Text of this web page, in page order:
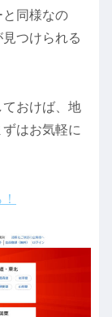
同様なの
つけられる
おけば、地
はお気軽に